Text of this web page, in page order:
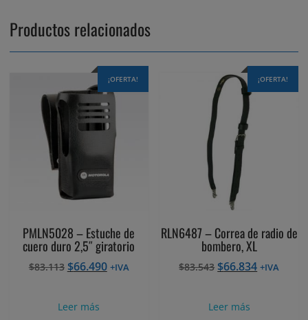
Productos relacionados
¡OFERTA!
PMLN5028 – Estuche de
cuero duro 2,5″ giratorio
$83.113 El
era:
$66.490El+IVA
Leer más
¡OFERTA!
RLN6487 – Correa de radio de
bombero, XL
$83.543 El
era:
$66.834El+IVA
Leer más